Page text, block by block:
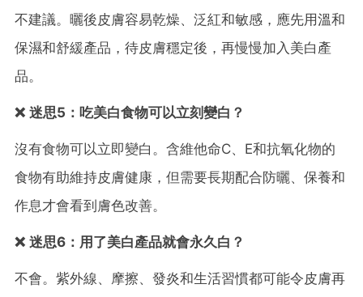
不建議。曬後皮膚容易乾燥、泛紅和敏感，應先用溫和
保濕和舒緩產品，待皮膚穩定後，再慢慢加入美白產
品。
❌ 迷思5：吃美白食物可以立刻變白？
沒有食物可以立即變白。含維他命C、E和抗氧化物的
食物有助維持皮膚健康，但需要長期配合防曬、保養和
作息才會看到膚色改善。
❌ 迷思6：用了美白產品就會永久白？
不會。紫外線、摩擦、發炎和生活習慣都可能令皮膚再